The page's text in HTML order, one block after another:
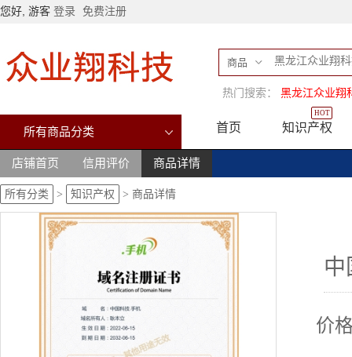
您好, 游客 登录 免费注册
商品
热门搜索： 黑龙江众业翔
所有商品分类 首页 知识产权
HOT
店铺首页 信用评价 商品详情
所有分类 > 知识产权 > 商品详情
中
价